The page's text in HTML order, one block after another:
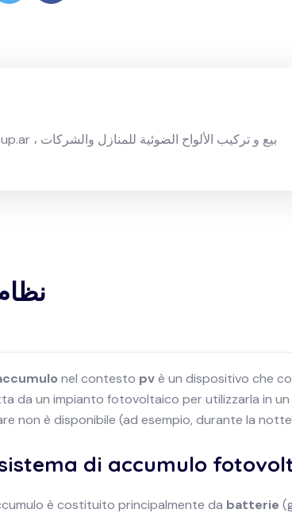
بيع و تركيب الألواح الضوئية للمنازل والشركات ، DeLucaGroup.ar
nel contesto pvè un dispositivo che
da un impianto fotovoltaico per utilizzarla in
non è disponibile (ad esempio, durante la
sistema di accumulo
è costituito principalmente da batterie